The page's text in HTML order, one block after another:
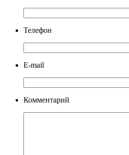
Телефон
E-mail
Комментарий